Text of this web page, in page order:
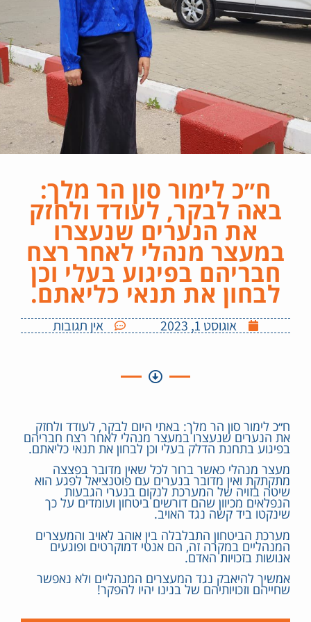
ח״כ לימור סון הר מלך:
באה לבקר, לעודד ולחזק
את הנערים שנעצרו
במעצר מנהלי לאחר רצח
חבריהם בפיגוע בעלי וכן
לבחון את תנאי כליאתם.
אוגוסט 1, 2023 אין תגובות
ח״כ לימור סון הר מלך: באתי היום לבקר, לעודד ולחזק
את הנערים שנעצרו במעצר מנהלי לאחר רצח חבריהם
בפיגוע בתחנת הדלק בעלי וכן לבחון את תנאי כליאתם.
מעצר מנהלי כאשר ברור לכל שאין מדובר בפצצה
מתקתקת ואין מדובר בנערים עם פוטנציאל לפגע הוא
שיטה בזויה של המערכת לנקום בנערי הגבעות
הנפלאים מכיוון שהם דורשים ביטחון ועומדים על כך
שינקטו ביד קשה נגד האויב.
מערכת הביטחון התבלבלה בין אוהב לאויב והמעצרים
המנהליים במקרה זה, הם אנטי דמוקרטים ופוגעים
אנושות בזכויות האדם.
אמשיך להיאבק נגד המעצרים המנהליים ולא נאפשר
שחייהם וזכויותיהם של בנינו יהיו להפקר!